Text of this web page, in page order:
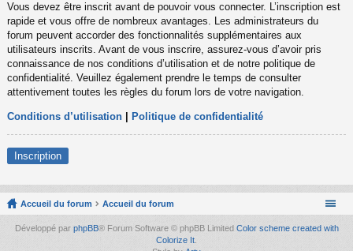
Vous devez être inscrit avant de pouvoir vous connecter. L’inscription est
rapide et vous offre de nombreux avantages. Les administrateurs du
forum peuvent accorder des fonctionnalités supplémentaires aux
utilisateurs inscrits. Avant de vous inscrire, assurez-vous d’avoir pris
connaissance de nos conditions d’utilisation et de notre politique de
confidentialité. Veuillez également prendre le temps de consulter
attentivement toutes les règles du forum lors de votre navigation.
Conditions d’utilisation Politique de confidentialité
Inscription
Accueil du forum Accueil du forum
Développé par phpBB® Forum Software © phpBB Limited Color scheme created with
Colorize It.